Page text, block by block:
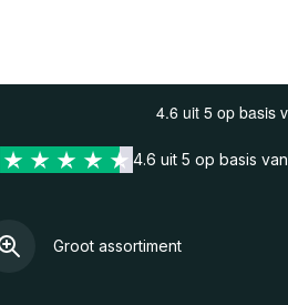
4.6 uit 5 op basis van
Groot assortiment